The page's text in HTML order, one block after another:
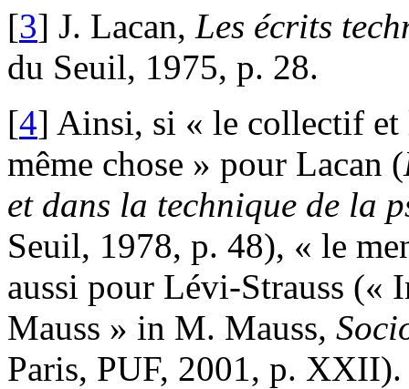
[3] J. Lacan, Les écrits tec
du Seuil, 1975, p. 28.
[4] Ainsi, si « le collectif et
même chose » pour Lacan (
et dans la technique de la
Seuil, 1978, p. 48), « le
aussi pour Lévi-Strauss («
Mauss » in M. Mauss, Soci
Paris, PUF, 2001, p. XXII).